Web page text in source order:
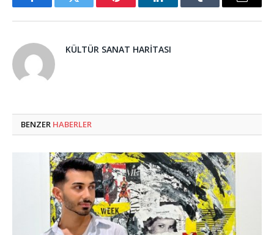
FacebookTwitter Pinterest LinkedInTumblr Email
KÜLTÜR SANAT HARITASI
BENZER HABERLER